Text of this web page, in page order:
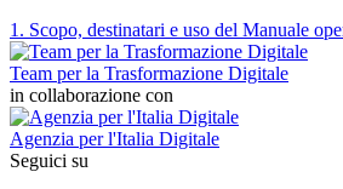
1. Scopo, destinatari e uso del Manuale
Team per la Trasformazione Digitale
in collaborazione con
Agenzia per l'Italia Digitale
Seguici su